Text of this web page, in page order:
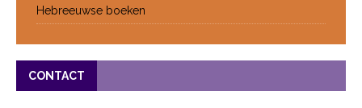
Hebreeuwse boeken
CONTACT